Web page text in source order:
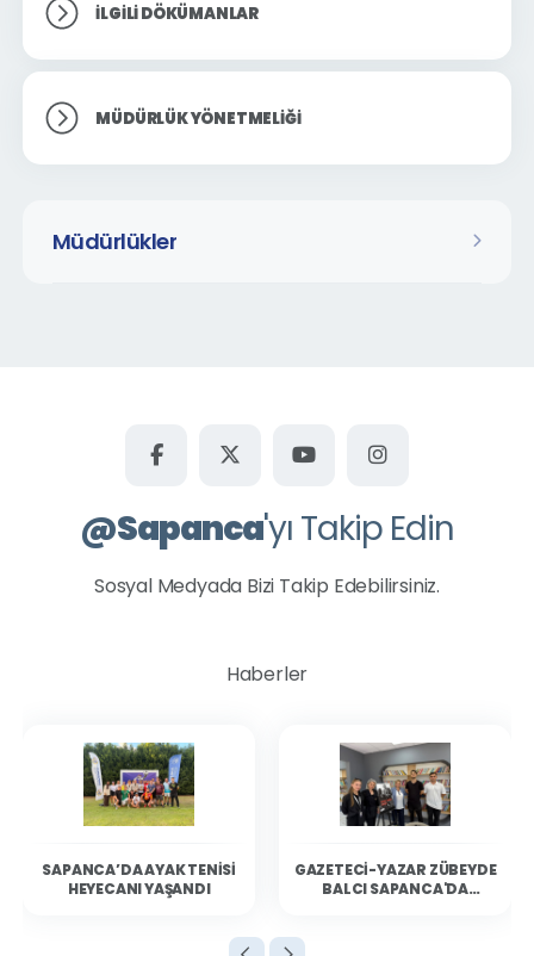
İLGILI DÖKÜMANLAR
MÜDÜRLÜK YÖNETMELIĞI
Müdürlükler
@Sapanca'yı Takip Edin
Sosyal Medyada Bizi Takip Edebilirsiniz.
Haberler
SAPANCA’DA AYAK TENISI
HEYECANI YAŞANDI
GAZETECI-YAZAR ZÜBEYDE
BALCI SAPANCA'DA